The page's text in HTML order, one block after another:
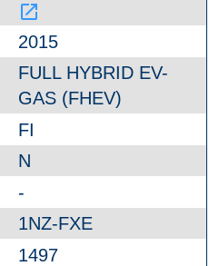
launch
2015
FULL HYBRID EV-
GAS (FHEV)
FI
N
-
1NZ-FXE
1497